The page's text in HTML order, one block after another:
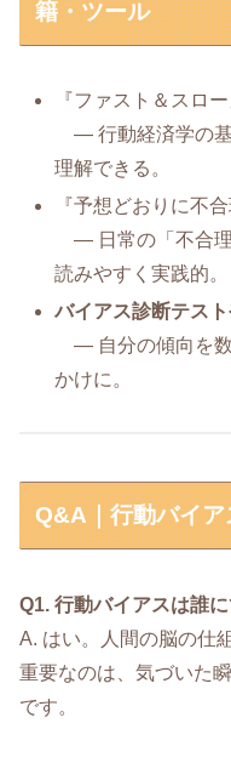
籍・ツール
『ファスト＆スロ
― 行動経済学の基
理解できる。
『予想どおりに不
― 日常の「不合理
読みやすく実践的。
バイアス診断テス
― 自分の傾向を数
かけに。
Q&A｜行動バイア
Q1. 行動バイアスは誰
A. はい。人間の脳の仕
重要なのは、気づいた
です。